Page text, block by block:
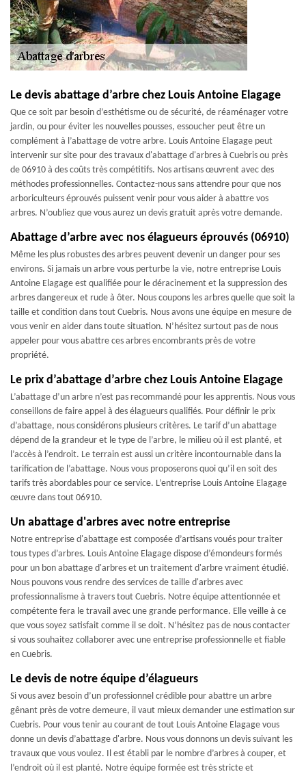
Le devis abattage d’arbre chez Louis Antoine Elagage
Que ce soit par besoin d’esthétisme ou de sécurité, de réaménager votre
jardin, ou pour éviter les nouvelles pousses, essoucher peut être un
complément à l’abattage de votre arbre. Louis Antoine Elagage peut
intervenir sur site pour des travaux d'abattage d'arbres à Cuebris ou près
de 06910 à des coûts très compétitifs. Nos artisans œuvrent avec des
méthodes professionnelles. Contactez-nous sans attendre pour que nos
arboriculteurs éprouvés puissent venir pour vous aider à abattre vos
arbres. N’oubliez que vous aurez un devis gratuit après votre demande.
Abattage d’arbre avec nos élagueurs éprouvés (06910)
Même les plus robustes des arbres peuvent devenir un danger pour ses
environs. Si jamais un arbre vous perturbe la vie, notre entreprise Louis
Antoine Elagage est qualifiée pour le déracinement et la suppression des
arbres dangereux et rude à ôter. Nous coupons les arbres quelle que soit la
taille et condition dans tout Cuebris. Nous avons une équipe en mesure de
vous venir en aider dans toute situation. N’hésitez surtout pas de nous
appeler pour vous abattre ces arbres encombrants près de votre
propriété.
Le prix d’abattage d’arbre chez Louis Antoine Elagage
L’abattage d’un arbre n’est pas recommandé pour les apprentis. Nous vous
conseillons de faire appel à des élagueurs qualifiés. Pour définir le prix
d’abattage, nous considérons plusieurs critères. Le tarif d’un abattage
dépend de la grandeur et le type de l’arbre, le milieu où il est planté, et
l’accès à l’endroit. Le terrain est aussi un critère incontournable dans la
tarification de l’abattage. Nous vous proposerons quoi qu’il en soit des
tarifs très abordables pour ce service. L’entreprise Louis Antoine Elagage
œuvre dans tout 06910.
Un abattage d'arbres avec notre entreprise
Notre entreprise d'abattage est composée d’artisans voués pour traiter
tous types d’arbres. Louis Antoine Elagage dispose d’émondeurs formés
pour un bon abattage d'arbres et un traitement d'arbre vraiment étudié.
Nous pouvons vous rendre des services de taille d'arbres avec
professionnalisme à travers tout Cuebris. Notre équipe attentionnée et
compétente fera le travail avec une grande performance. Elle veille à ce
que vous soyez satisfait comme il se doit. N’hésitez pas de nous contacter
si vous souhaitez collaborer avec une entreprise professionnelle et fiable
en Cuebris.
Le devis de notre équipe d’élagueurs
Si vous avez besoin d’un professionnel crédible pour abattre un arbre
gênant près de votre demeure, il vaut mieux demander une estimation sur
Cuebris. Pour vous tenir au courant de tout Louis Antoine Elagage vous
donne un devis d’abattage d'arbre. Nous vous donnons un devis suivant les
travaux que vous voulez. Il est établi par le nombre d’arbres à couper, et
l’endroit où il est planté. Notre équipe formée est très stricte et